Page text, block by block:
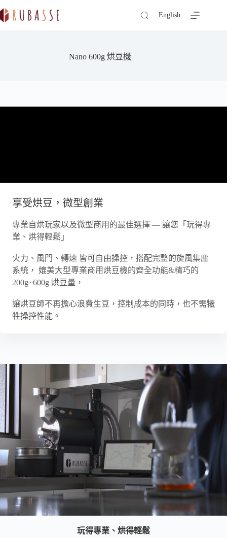
跳
至
English
Nano 600g 烘豆機
享受烘豆，微型創業
專業自烘玩家以及微型商用的最佳選擇 — 讓您「玩得專
業、烘得輕鬆」
火力、風門、轉速 皆可自由操控，搭配完整的旋風集塵
系統， 媲美大型專業商用烘豆機的齊全功能&精巧的
200g~600g 烘豆量，
讓烘豆師不再擔心浪費生豆，控制成本的同時，也不需犧
牲操控性能。
玩得專業、烘得輕鬆